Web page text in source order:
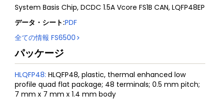
System Basis Chip, DCDC 1.5A Vcore FS1B CAN, LQFP48EP
データ・シート:PDF
全ての情報 FS6500
パッケージ
HLQFP48: HLQFP48, plastic, thermal enhanced low
profile quad flat package; 48 terminals; 0.5 mm pitch;
7 mm x 7 mm x 1.4 mm body